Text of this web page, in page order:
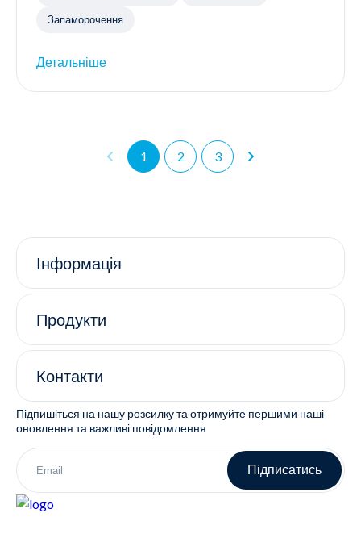
Запаморочення
Детальніше
1 2 3
Інформація
Продукти
Контакти
Підпишіться на нашу розсилку та отримуйте першими наші
оновлення та важливі повідомлення
Підписатись